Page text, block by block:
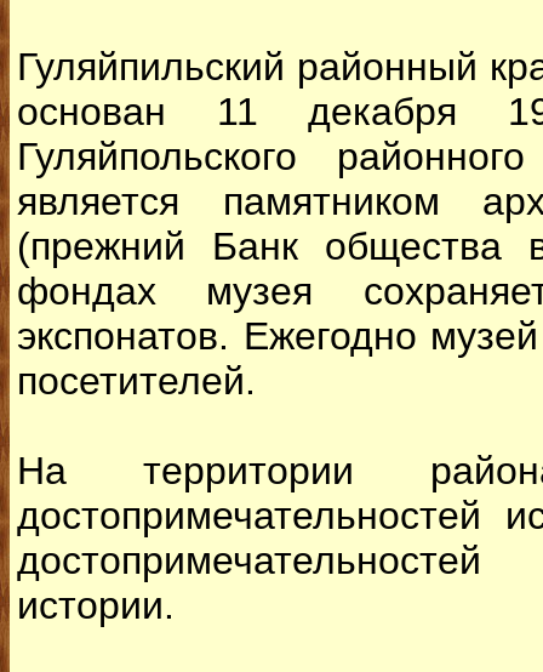
Гуляйпильский районный
основан 11 декабря
Гуляйпольского
является памятником
(прежний Банк общества
фондах музея
экспонатов. Ежегодно
посетителей.
На территории
достопримечательностей
истории.